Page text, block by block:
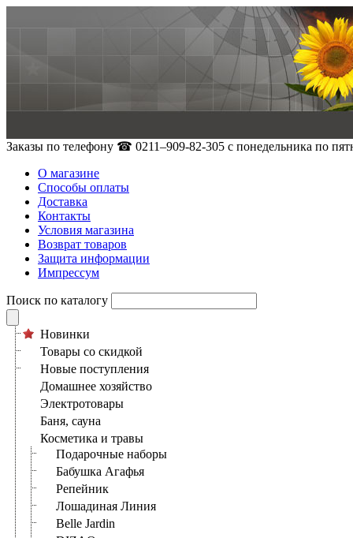
Заказы по телефону ☎ 0211–909-82-305 с понедельника по
О магазине
Способы оплаты
Доставка
Контакты
Условия магазина
Возврат товаров
Защита информации
Импрессум
Поиск по каталогу
Новинки
Товары со скидкой
Новые поступления
Домашнее хозяйство
Электротовары
Баня, сауна
Косметика и травы
Подарочные наборы
Бабушка Агафья
Репейник
Лошадиная Линия
Belle Jardin